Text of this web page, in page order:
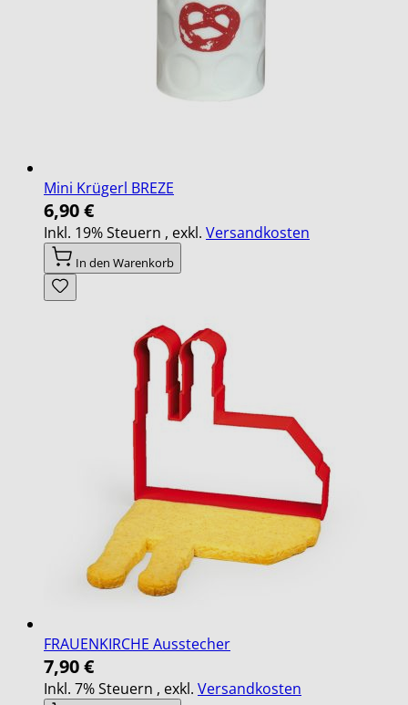
Mini Krügerl BREZE
6,90 €
Inkl. 19% Steuern , exkl. Versandkosten
In den Warenkorb
FRAUENKIRCHE Ausstecher
7,90 €
Inkl. 7% Steuern , exkl. Versandkosten